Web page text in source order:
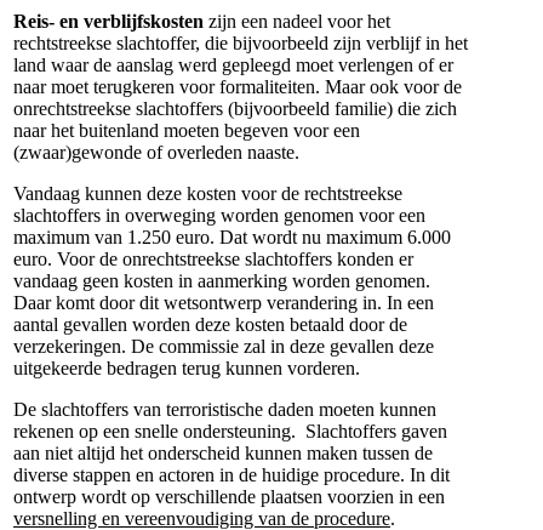
Reis- en verblijfskosten zijn een nadeel voor het
rechtstreekse slachtoffer, die bijvoorbeeld zijn verblijf in het
land waar de aanslag werd gepleegd moet verlengen of er
naar moet terugkeren voor formaliteiten. Maar ook voor de
onrechtstreekse slachtoffers (bijvoorbeeld familie) die zich
naar het buitenland moeten begeven voor een
(zwaar)gewonde of overleden naaste.
Vandaag kunnen deze kosten voor de rechtstreekse
slachtoffers in overweging worden genomen voor een
maximum van 1.250 euro. Dat wordt nu maximum 6.000
euro. Voor de onrechtstreekse slachtoffers konden er
vandaag geen kosten in aanmerking worden genomen.
Daar komt door dit wetsontwerp verandering in. In een
aantal gevallen worden deze kosten betaald door de
verzekeringen. De commissie zal in deze gevallen deze
uitgekeerde bedragen terug kunnen vorderen.
De slachtoffers van terroristische daden moeten kunnen
rekenen op een snelle ondersteuning. Slachtoffers gaven
aan niet altijd het onderscheid kunnen maken tussen de
diverse stappen en actoren in de huidige procedure. In dit
ontwerp wordt op verschillende plaatsen voorzien in een
versnelling en vereenvoudiging van de procedure.